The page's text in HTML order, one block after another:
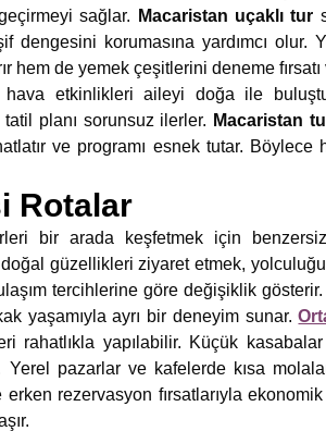
sağlar.
Macaristan uçaklı tur
dengesini korumasına yardımcı olur.
hem de yemek çeşitlerini deneme fırsatı
hava etkinlikleri aileyi doğa ile
planı sorunsuz ilerler. Macaristan
ve programı esnek tutar. Böylece
Rotalar
bir arada keşfetmek için
güzellikleri ziyaret etmek, yolculuğu
tercihlerine göre değişiklik
yaşamıyla ayrı bir deneyim sunar.
rahatlıkla yapılabilir. Küçük
pazarlar ve kafelerde kısa
rezervasyon fırsatlarıyla